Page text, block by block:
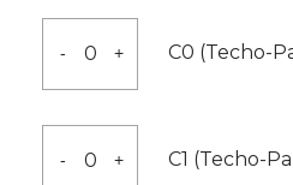
65x25x1950
cantidad
-
(Techo-
Pared)
30x20x2000
cantidad
+ C0 (Techo-
-
(Techo-
+ C1 (Techo-